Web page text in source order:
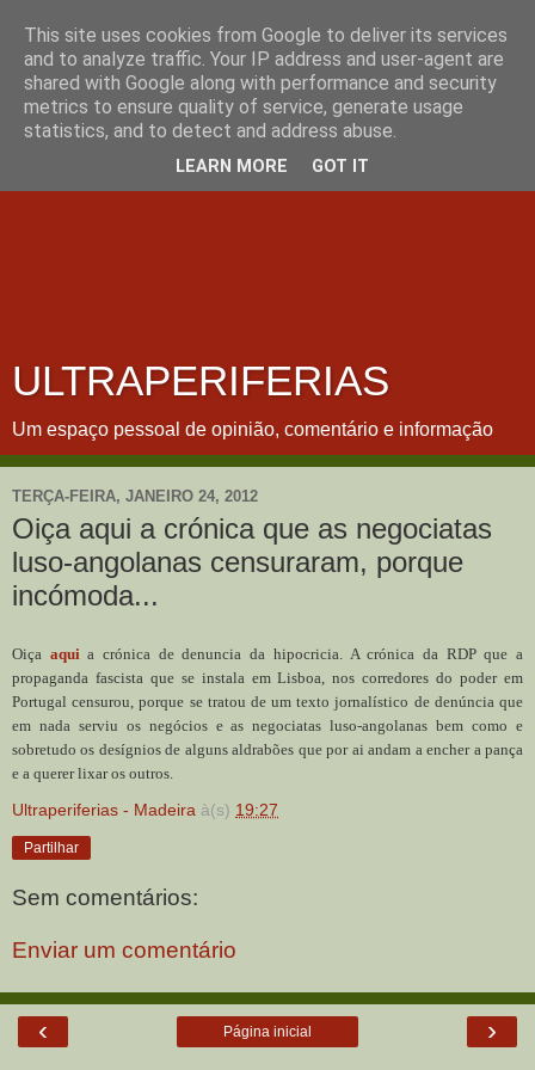
ULTRAPERIFERIAS
Um espaço pessoal de opinião, comentário e informação
TERÇA-FEIRA, JANEIRO 24, 2012
Oiça aqui a crónica que as negociatas
luso-angolanas censuraram, porque
incómoda...
Oiça aqui a crónica de denuncia da hipocricia. A crónica da RDP que a
propaganda fascista que se instala em Lisboa, nos corredores do poder em
Portugal censurou, porque se tratou de um texto jornalístico de denúncia que
em nada serviu os negócios e as negociatas luso-angolanas bem como e
sobretudo os desígnios de alguns aldrabões que por ai andam a encher a pança
e a querer lixar os outros.
Ultraperiferias - Madeira à(s) 19:27
Partilhar
Sem comentários:
Enviar um comentário
‹ ›
Página inicial
This site uses cookies from Google to deliver its services
and to analyze traffic. Your IP address and user-agent are
shared with Google along with performance and security
metrics to ensure quality of service, generate usage
statistics, and to detect and address abuse.
LEARN MORE GOT IT